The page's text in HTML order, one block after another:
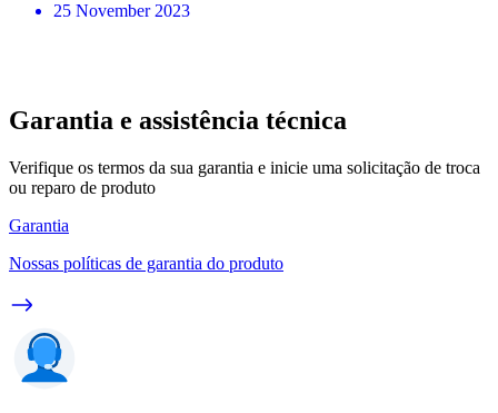
25 November 2023
Garantia e assistência técnica
Verifique os termos da sua garantia e inicie uma solicitação de troca
ou reparo de produto
Garantia
Nossas políticas de garantia do produto